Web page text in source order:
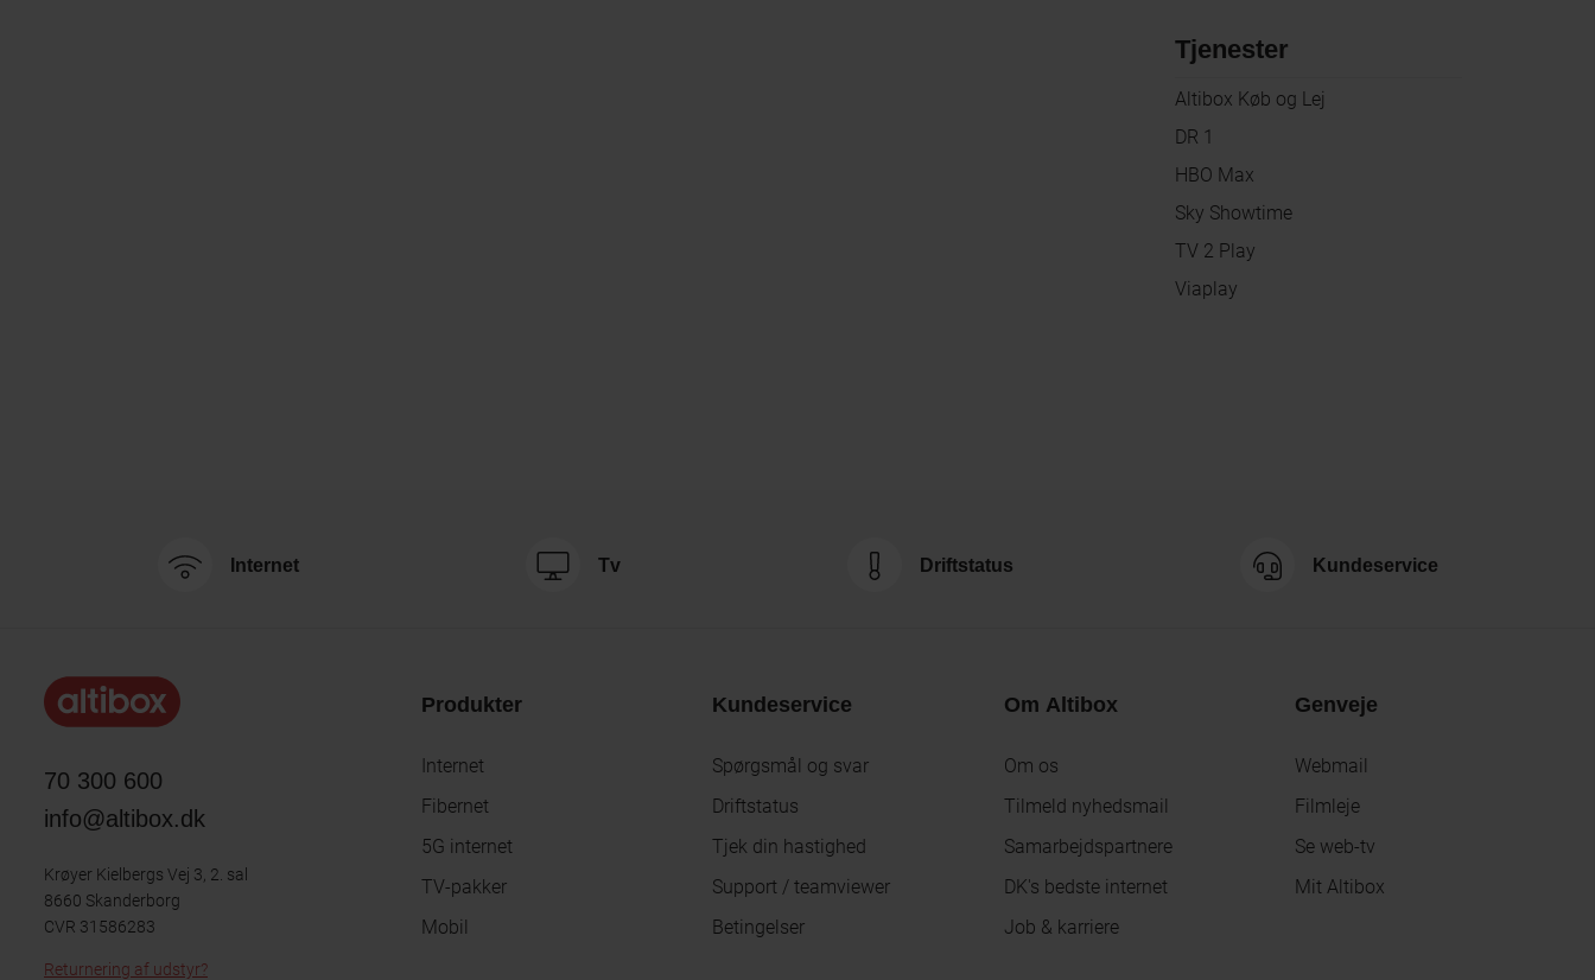
Tjenester
Altibox Køb og Lej
DR 1
HBO Max
Sky Showtime
TV 2 Play
Viaplay
Internet Tv Driftstatus Kundeservice
Produkter
Internet
Fibernet
5G internet
TV-pakker
Mobil
Kundeservice
Spørgsmål og svar
Driftstatus
Tjek din hastighed
Support / teamviewer
Betingelser
Om Altibox
Om os
Tilmeld nyhedsmail
Samarbejdspartnere
DK's bedste internet
Job & karriere
Genveje
Webmail
Filmleje
Se web-tv
Mit Altibox
70 300 600
info@altibox.dk
Krøyer Kielbergs Vej 3, 2. sal
8660 Skanderborg
CVR 31586283
Returnering af udstyr?